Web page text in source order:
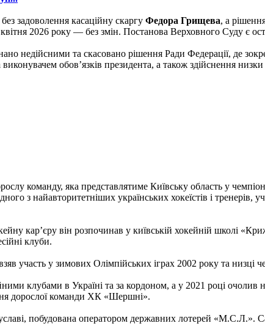
задоволення касаційну скаргу Федора Грищева, а
2026 року — без змін. Постанова Верховного Суду є
недійсними та скасовано рішення Ради Федерації, де
обов’язків президента, а також здійснення
команду, яка представлятиме Київську область у
з найавторитетніших українських хокеїстів і
кар’єру він розпочинав у київській хокейній школі
клуби.
участь у зимових Олімпійських іграх 2002 року та низці
клубами в Україні та за кордоном, а у 2021 році очолив
дорослої команди ХК «Шершні».
побудована оператором державних лотерей «М.С.Л.».